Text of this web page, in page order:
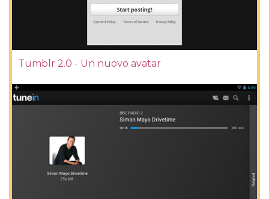
Tumblr 2.0 - Un nuovo avatar